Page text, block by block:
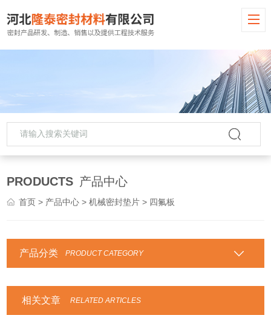
PRODUCTS 产品中心
首页 > 产品中心 >机械密封垫片 > 四氟板
产品分类 PRODUCT CATEGORY
相关文章 RELATED ARTICLES